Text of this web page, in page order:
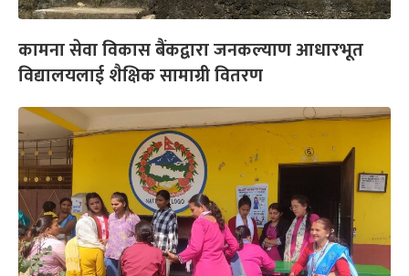
कामना सेवा विकास बैंकद्वारा जनकल्याण आधारभूत
विद्यालयलाई शैक्षिक सामाग्री वितरण